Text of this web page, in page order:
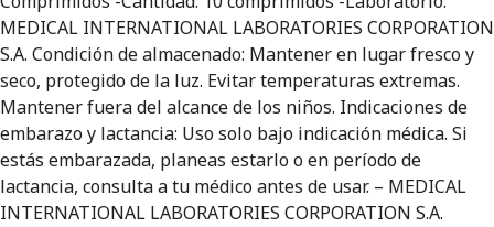
MEDICAL INTERNATIONAL LABORATORIES CORPORATION
S.A. Condición de almacenado: Mantener en lugar fresco y
seco, protegido de la luz. Evitar temperaturas extremas.
Mantener fuera del alcance de los niños. Indicaciones de
embarazo y lactancia: Uso solo bajo indicación médica. Si
estás embarazada, planeas estarlo o en período de
lactancia, consulta a tu médico antes de usar. – MEDICAL
INTERNATIONAL LABORATORIES CORPORATION S.A.